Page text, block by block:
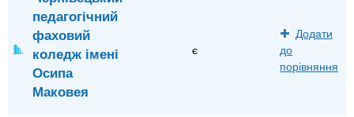
o
педагогічний
фаховий
коледж імені
Осипа
Маковея
є
Додати
до
порівняння